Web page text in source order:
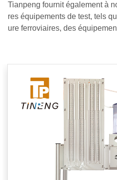
Tianpeng fournit également à
res équipements de test, tels
ure ferroviaires, des